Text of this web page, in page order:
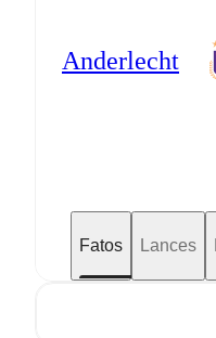
Anderlecht
Fatos Lances